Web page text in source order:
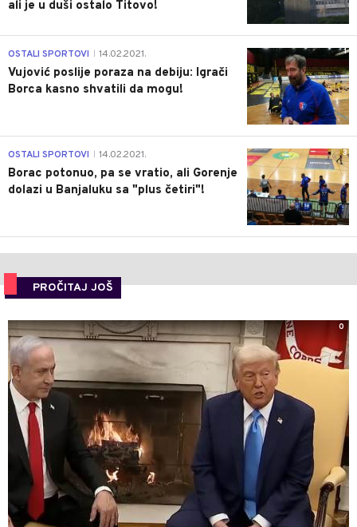
ali je u duši ostalo Titovo!
1
OSTALI SPORTOVI 14.02.2021.
Vujović poslije poraza na debiju: Igrači
Borca kasno shvatili da mogu!
3
OSTALI SPORTOVI 14.02.2021.
Borac potonuo, pa se vratio, ali Gorenje
dolazi u Banjaluku sa "plus četiri"!
PROČITAJ JOŠ
0